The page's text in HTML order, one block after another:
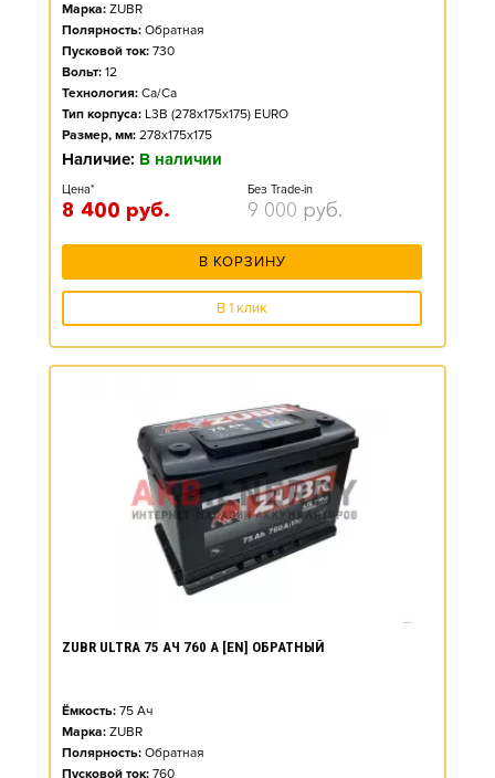
Марка: ZUBR
Полярность: Обратная
Пусковой ток: 730
Вольт: 12
Технология: Ca/Ca
Тип корпуса: L3B (278x175x175) EURO
Размер, мм: 278x175x175
Наличие: В наличии
Цена*
8 400 руб.
Без Trade-in
9 000 руб.
В КОРЗИНУ
В 1 клик
ZUBR ULTRA 75 АЧ 760 А [EN] ОБРАТНЫЙ
Ёмкость: 75 Ач
Марка: ZUBR
Полярность: Обратная
Пусковой ток: 760